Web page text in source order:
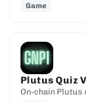
Game
Plutus Quiz
On-chain Plutus